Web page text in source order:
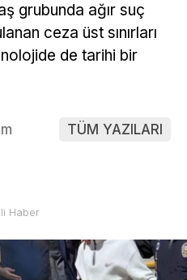
grubunda ağır suç
ceza üst sınırları
de tarihi bir
TÜM YAZILARI
Haber